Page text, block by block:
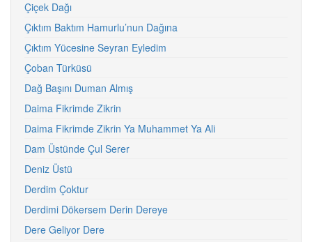
Çiçek Dağı
Çıktım Baktım Hamurlu’nun Dağına
Çıktım Yücesine Seyran Eyledim
Çoban Türküsü
Dağ Başını Duman Almış
Daima Fikrimde Zikrin
Daima Fikrimde Zikrin Ya Muhammet Ya Ali
Dam Üstünde Çul Serer
Deniz Üstü
Derdim Çoktur
Derdimi Dökersem Derin Dereye
Dere Geliyor Dere